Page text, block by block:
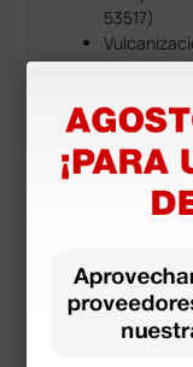
53517)
térmico 10
gamma